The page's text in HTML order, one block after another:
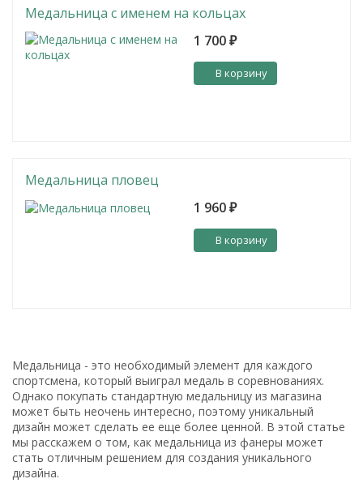
Медальница с именем на кольцах
1 700 ₽
В корзину
Медальница пловец
1 960 ₽
В корзину
Медальница - это необходимый элемент для каждого
спортсмена, который выиграл медаль в соревнованиях.
Однако покупать стандартную медальницу из магазина
может быть неочень интересно, поэтому уникальный
дизайн может сделать ее еще более ценной. В этой статье
мы расскажем о том, как медальница из фанеры может
стать отличным решением для создания уникального
дизайна.